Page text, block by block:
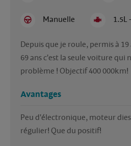
Manuelle 1.5L
Depuis que je roule, permis à
69 ans c'est la seule voiture qui
problème ! Objectif 400 000km!
Avantages
Peu d'électronique, moteur
régulier! Que du positif!